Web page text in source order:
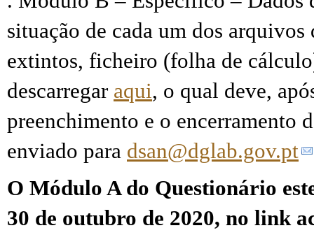
situação de cada um dos arquivos
extintos, ficheiro (folha de
descarregar aqui, o qual deve,
preenchimento e o encerramento
enviado para dsan@dglab.gov.pt
O Módulo A do Questionário
30 de outubro de 2020, no link